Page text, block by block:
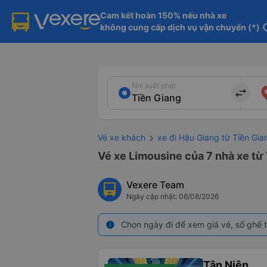
Cam kết hoàn 150% nếu nhà xe
không cung cấp dịch vụ vận chuyển (*)
Nơi xuất phát
import_export
Vé xe khách xe đi Hậu Giang từ Tiền
Vé xe Limousine của 7 nhà xe
Vexere Team
Ngày cập nhật: 06/08/2026
info Chọn ngày đi để xem giá vé, số